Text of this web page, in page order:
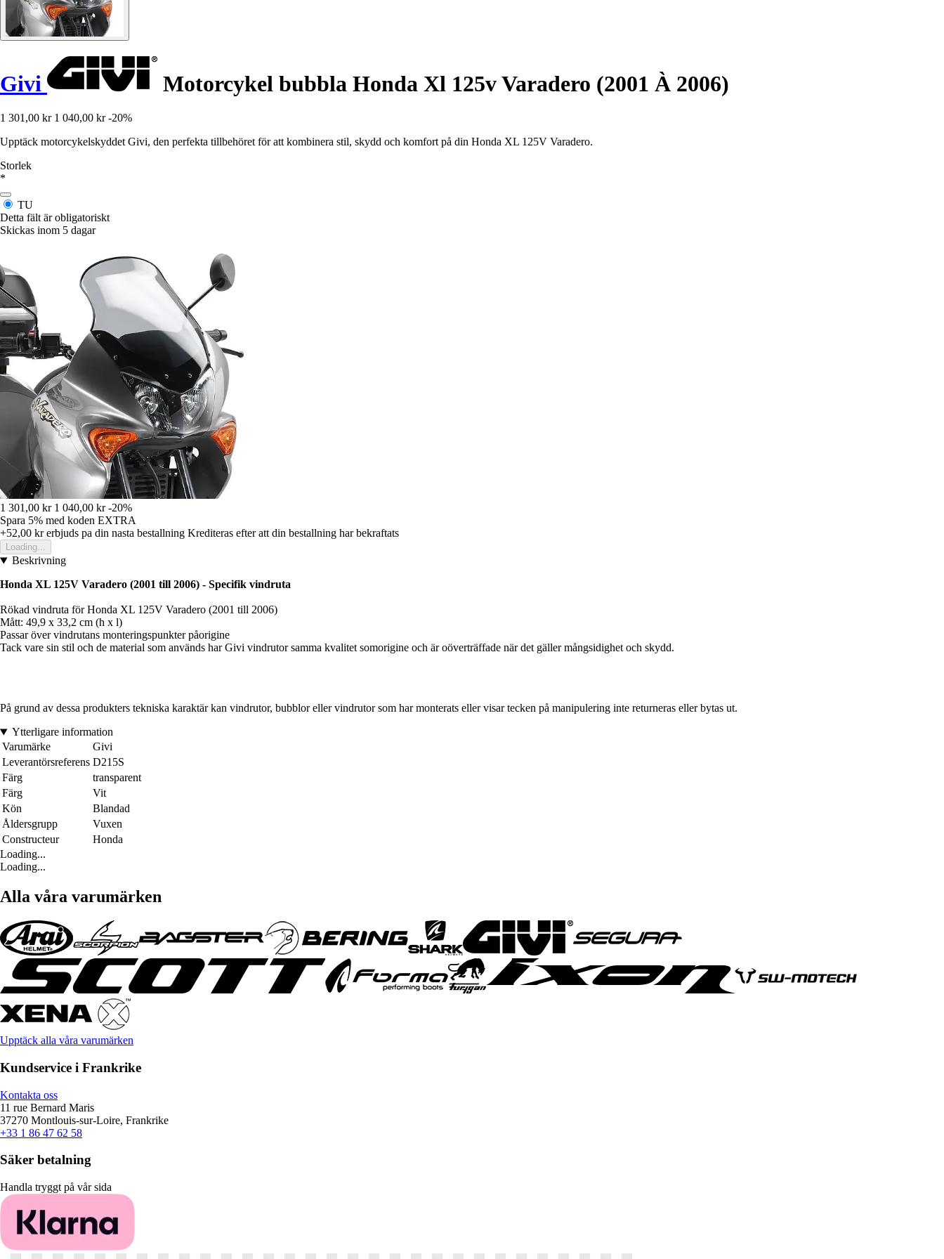
Givi Motorcykel bubbla Honda Xl 125v Varadero (2001 À 2006)
1 301,00 kr 1 040,00 kr -20%
Upptäck motorcykelskyddet Givi, den perfekta tillbehöret för att kombinera stil, skydd och komfort på din Honda XL 125V Varadero.
Storlek
*
TU
Detta fält är obligatoriskt
Skickas inom 5 dagar
1 301,00 kr 1 040,00 kr -20%
Spara 5% med koden EXTRA
+52,00 krerbjuds pa din nasta bestallning Krediteras efter att din bestallning har bekraftats
Loading...
Beskrivning
Honda XL 125V Varadero (2001 till 2006) - Specifik vindruta
Rökad vindruta för Honda XL 125V Varadero (2001 till 2006)
Mått: 49,9 x 33,2 cm (h x l)
Passar över vindrutans monteringspunkter påorigine
Tack vare sin stil och de material som används har Givi vindrutor samma kvalitet somorigine och är oöverträffade när det gäller mångsidighet och skydd.
På grund av dessa produkters tekniska karaktär kan vindrutor, bubblor eller vindrutor som har monterats eller visar tecken på manipulering inte returneras eller bytas ut.
Ytterligare information
Varumärke
Givi
Leverantörsreferens D215S
Färg
transparent
Färg
Vit
Kön
Blandad
Åldersgrupp
Vuxen
Constructeur
Honda
Loading...
Loading...
Alla våra varumärken
Upptäck alla våra varumärken
Kundservice i Frankrike
Kontakta oss
11 rue Bernard Maris
37270 Montlouis-sur-Loire, Frankrike
+33 1 86 47 62 58
Säker betalning
Handla tryggt på vår sida